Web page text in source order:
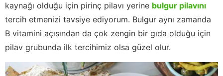
kaynağı olduğu için pirinç pilavı yerine bulgur pilavını
tercih etmenizi tavsiye ediyorum. Bulgur aynı zamanda
B vitamini açısından da çok zengin bir gıda olduğu için
pilav grubunda ilk tercihimiz olsa güzel olur.